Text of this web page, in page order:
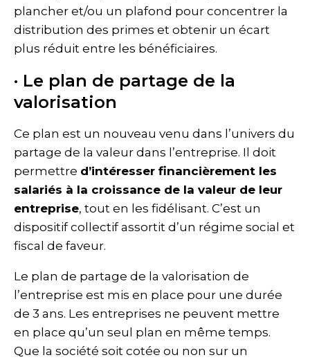
plancher et/ou un plafond pour concentrer la
distribution des primes et obtenir un écart
plus réduit entre les bénéficiaires.
· Le plan de partage de la
valorisation
Ce plan est un nouveau venu dans l’univers du
partage de la valeur dans l’entreprise. Il doit
permettre d’intéresser financièrement les
salariés à la croissance de la valeur de leur
entreprise, tout en les fidélisant. C’est un
dispositif collectif assortit d’un régime social et
fiscal de faveur.
Le plan de partage de la valorisation de
l’entreprise est mis en place pour une durée
de 3 ans. Les entreprises ne peuvent mettre
en place qu’un seul plan en même temps.
Que la société soit cotée ou non sur un